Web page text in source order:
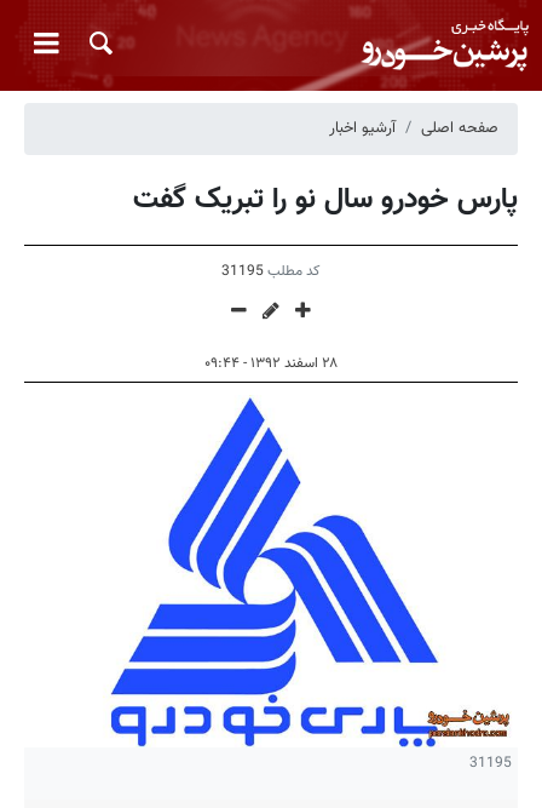
صفحه اصلی آرشیو اخبار
پارس خودرو سال نو را تبریک گفت
کد مطلب31195
۲۸ اسفند ۱۳۹۲ - ۰۹:۴۴
31195